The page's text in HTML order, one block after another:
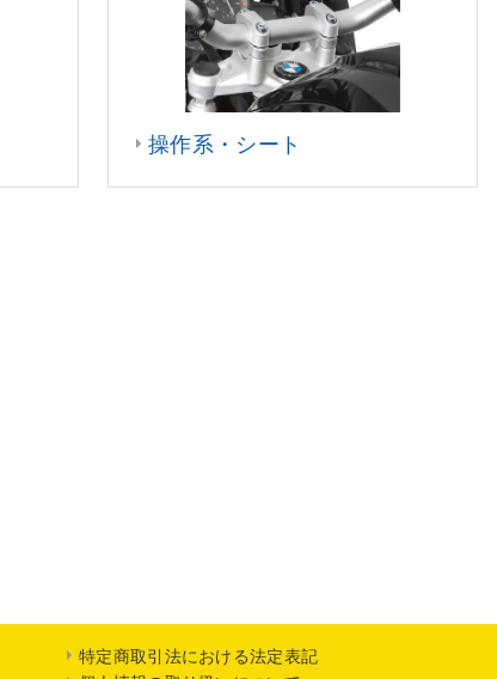
操作系・シート
特定商取引法における法定表記